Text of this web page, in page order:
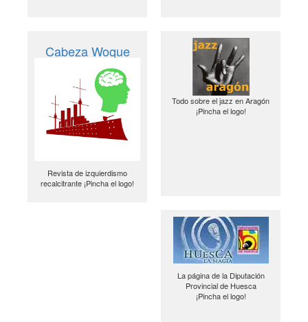
Cabeza Woque
Revista de izquierdismo
recalcitrante ¡Pincha el logo!
Todo sobre el jazz en Aragón
¡Pincha el logo!
La página de la Diputación
Provincial de Huesca
¡Pincha el logo!